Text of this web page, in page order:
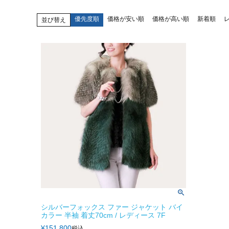
並び替え 優先度順 価格が安い順 価格が高い順 新着順
シルバーフォックス ファー ジャケット バイ
カラー 半袖 着丈70cm / レディース 7F